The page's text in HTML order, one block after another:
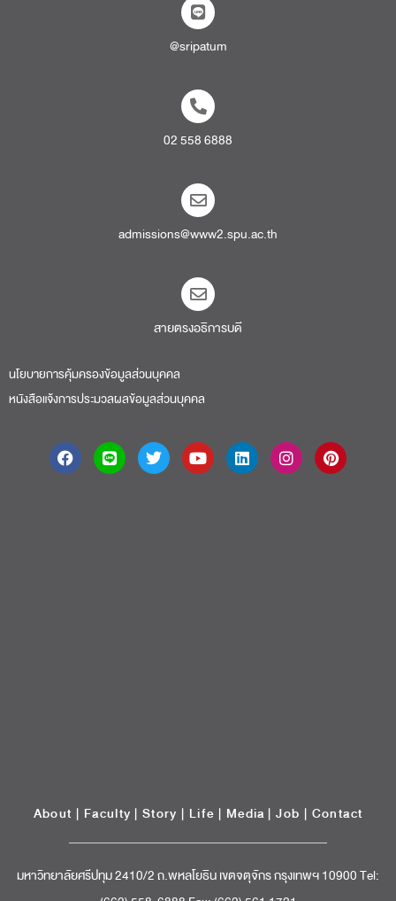
@sripatum
02 558 6888
admissions@www2.spu.ac.th
สายตรงอธิการบดี​
นโยบายการคุ้มครองข้อมูลส่วนบุคคล
หนังสือแจ้งการประมวลผลข้อมูลส่วนบุคคล